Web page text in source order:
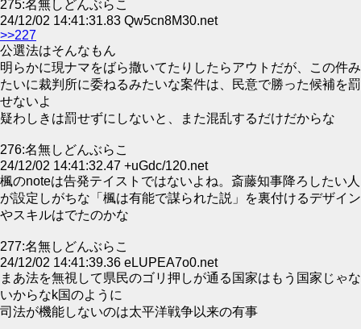
275:名無しどんぶらこ
24/12/02 14:41:31.83 Qw5cn8M30.net
>>227
公選法はそんなもん
明らかに現ナマをばら撒いてたりしたらアウトだが、この件み
たいに裁判所に委ねるみたいな案件は、民意で勝った候補を罰
せないよ
疑わしきは罰せずにしないと、また混乱するだけだからな
276:名無しどんぶらこ
24/12/02 14:41:32.47 +uGdc/120.net
楓のnoteは告発テイストではないよね。斎藤知事降ろしたい人
が設定しがちな「楓は有能で謀られた説」を裏付けるデザイン
やスキルはでたのかな
277:名無しどんぶらこ
24/12/02 14:41:39.36 eLUPEA7o0.net
まあ法を無視して県民のゴリ押しが通る国家はもう国家じゃな
いからなk国のように
司法が機能しないのは太平洋戦争以来の有事